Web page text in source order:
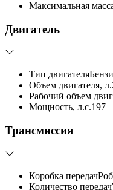
Максимальная
Двигатель
Тип двигателя
Объем двигателя, л.
Рабочий объем
Мощность, л.с.197
Трансмиссия
Коробка передач
Количество передач